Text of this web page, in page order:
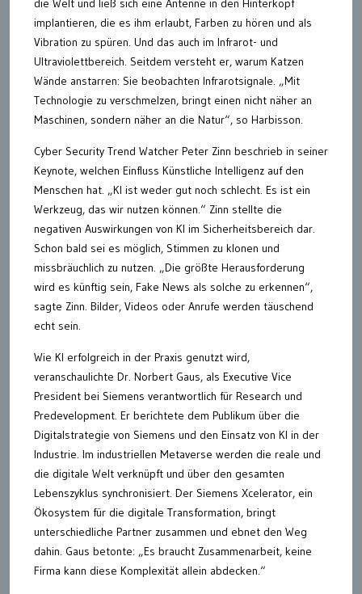
die Welt und ließ sich eine Antenne in den Hinterkopf
implantieren, die es ihm erlaubt, Farben zu hören und als
Vibration zu spüren. Und das auch im Infrarot- und
Ultraviolettbereich. Seitdem versteht er, warum Katzen
Wände anstarren: Sie beobachten Infrarotsignale. „Mit
Technologie zu verschmelzen, bringt einen nicht näher an
Maschinen, sondern näher an die Natur“, so Harbisson.
Cyber Security Trend Watcher Peter Zinn beschrieb in seiner
Keynote, welchen Einfluss Künstliche Intelligenz auf den
Menschen hat. „KI ist weder gut noch schlecht. Es ist ein
Werkzeug, das wir nutzen können.“ Zinn stellte die
negativen Auswirkungen von KI im Sicherheitsbereich dar.
Schon bald sei es möglich, Stimmen zu klonen und
missbräuchlich zu nutzen. „Die größte Herausforderung
wird es künftig sein, Fake News als solche zu erkennen“,
sagte Zinn. Bilder, Videos oder Anrufe werden täuschend
echt sein.
Wie KI erfolgreich in der Praxis genutzt wird,
veranschaulichte Dr. Norbert Gaus, als Executive Vice
President bei Siemens verantwortlich für Research und
Predevelopment. Er berichtete dem Publikum über die
Digitalstrategie von Siemens und den Einsatz von KI in der
Industrie. Im industriellen Metaverse werden die reale und
die digitale Welt verknüpft und über den gesamten
Lebenszyklus synchronisiert. Der Siemens Xcelerator, ein
Ökosystem für die digitale Transformation, bringt
unterschiedliche Partner zusammen und ebnet den Weg
dahin. Gaus betonte: „Es braucht Zusammenarbeit, keine
Firma kann diese Komplexität allein abdecken.“